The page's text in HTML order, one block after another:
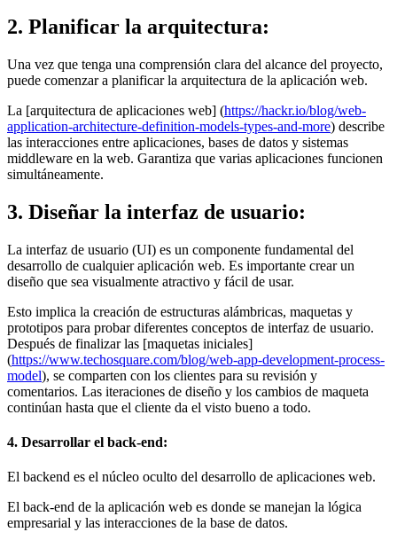
2. Planificar la arquitectura:
Una vez que tenga una comprensión clara del alcance del proyecto,
puede comenzar a planificar la arquitectura de la aplicación web.
La [arquitectura de aplicaciones web] (https://hackr.io/blog/web-
application-architecture-definition-models-types-and-more) describe
las interacciones entre aplicaciones, bases de datos y sistemas
middleware en la web. Garantiza que varias aplicaciones funcionen
simultáneamente.
3. Diseñar la interfaz de usuario:
La interfaz de usuario (UI) es un componente fundamental del
desarrollo de cualquier aplicación web. Es importante crear un
diseño que sea visualmente atractivo y fácil de usar.
Esto implica la creación de estructuras alámbricas, maquetas y
prototipos para probar diferentes conceptos de interfaz de usuario.
Después de finalizar las [maquetas iniciales]
(https://www.techosquare.com/blog/web-app-development-process-
model), se comparten con los clientes para su revisión y
comentarios. Las iteraciones de diseño y los cambios de maqueta
continúan hasta que el cliente da el visto bueno a todo.
4. Desarrollar el back-end:
El backend es el núcleo oculto del desarrollo de aplicaciones web.
El back-end de la aplicación web es donde se manejan la lógica
empresarial y las interacciones de la base de datos.